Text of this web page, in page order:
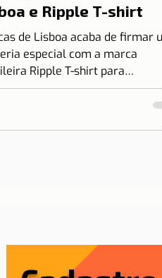
e Ripple T-shirt
de Lisboa acaba de firmar
especial com a marca
Ripple T-shirt para
o nosso amor por
que você pode vestir.